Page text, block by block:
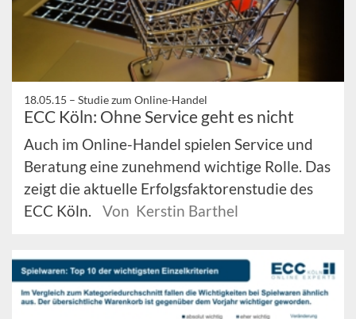
18.05.15 – Studie zum Online-Handel
ECC Köln: Ohne Service geht es nicht
Auch im Online-Handel spielen Service und
Beratung eine zunehmend wichtige Rolle. Das
zeigt die aktuelle Erfolgsfaktorenstudie des
ECC Köln.
Von Kerstin Barthel